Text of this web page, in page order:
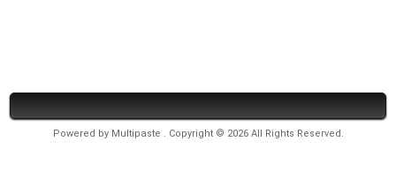
Powered by Multipaste . Copyright © 2026 All Rights Reserved.